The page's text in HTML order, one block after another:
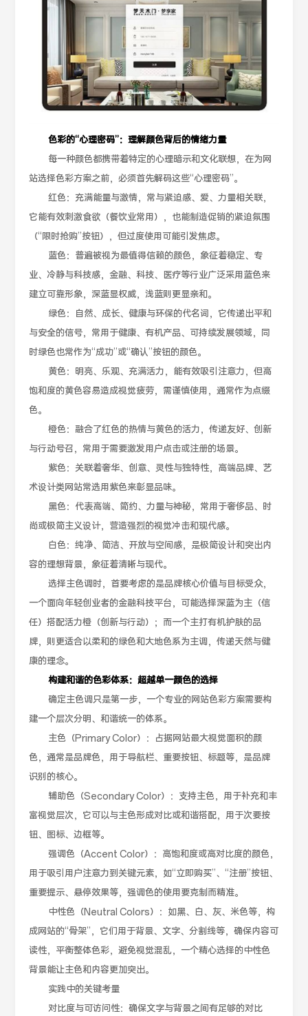
色彩的“心理密码”：理解颜色背后的情绪力量
每一种颜色都携带着特定的心理暗示和文化联想，在为网
站选择色彩方案之前，必须首先解码这些“心理密码”。
红色：充满能量与激情，常与紧迫感、爱、力量相关联，
它能有效刺激食欲（餐饮业常用），也能制造促销的紧迫氛围
（“限时抢购”按钮），但过度使用可能引发焦虑。
蓝色：普遍被视为最值得信赖的颜色，象征着稳定、专
业、冷静与科技感，金融、科技、医疗等行业广泛采用蓝色来
建立可靠形象，深蓝显权威，浅蓝则更显亲和。
绿色：自然、成长、健康与环保的代名词，它传递出平和
与安全的信号，常用于健康、有机产品、可持续发展领域，同
时绿色也常作为“成功”或“确认”按钮的颜色。
黄色：明亮、乐观、充满活力，能有效吸引注意力，但高
饱和度的黄色容易造成视觉疲劳，需谨慎使用，通常作为点缀
色。
橙色：融合了红色的热情与黄色的活力，传递友好、创新
与行动号召，常用于需要激发用户点击或注册的场景。
紫色：关联着奢华、创意、灵性与独特性，高端品牌、艺
术设计类网站常选用紫色来彰显品味。
黑色：代表高端、简约、力量与神秘，常用于奢侈品、时
尚或极简主义设计，营造强烈的视觉冲击和现代感。
白色：纯净、简洁、开放与空间感，是极简设计和突出内
容的理想背景，象征着清晰与现代。
选择主色调时，首要考虑的是品牌核心价值与目标受众，
一个面向年轻创业者的金融科技平台，可能选择深蓝为主（信
任）搭配活力橙（创新与行动）；而一个主打有机护肤的品
牌，则更适合以柔和的绿色和大地色系为主调，传递天然与健
康的理念。
构建和谐的色彩体系：超越单一颜色的选择
确定主色调只是第一步，一个专业的网站色彩方案需要构
建一个层次分明、和谐统一的体系。
主色（Primary Color）：占据网站最大视觉面积的颜
色，通常是品牌色，用于导航栏、重要按钮、标题等，是品牌
识别的核心。
辅助色（Secondary Color）：支持主色，用于补充和丰
富视觉层次，它可以与主色形成对比或和谐搭配，用于次要按
钮、图标、边框等。
强调色（Accent Color）：高饱和度或高对比度的颜色，
用于吸引用户注意力到关键元素，如“立即购买”、“注册”按钮、
重要提示、悬停效果等，强调色的使用要克制而精准。
中性色（Neutral Colors）：如黑、白、灰、米色等，构
成网站的“骨架”，它们用于背景、文字、分割线等，确保内容可
读性，平衡整体色彩，避免视觉混乱，一个精心选择的中性色
背景能让主色和内容更加突出。
实践中的关键考量
对比度与可访问性：确保文字与背景之间有足够的对比